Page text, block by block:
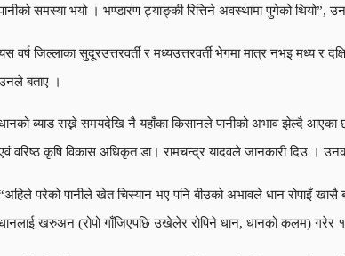
समस्या भयो । भण्डारण ट्याङ्की रित्तिने अवस्थामा पुगेको थियो”,
वर्ष जिल्लाका सुदूरउत्तरवर्ती र मध्यउत्तरवर्ती भेगमा मात्र नभइ मध्य
बताए ।
ब्याड राख्ने समयदेखि नै यहाँका किसानले पानीको अभाव झेल्दै आएका
वरिष्ठ कृषि विकास अधिकृत डा। रामचन्द्र यादवले जानकारी दिउ ।
परेको पानीले खेत चिस्यान भए पनि बीउको अभावले धान रोपाइँ
खरुअन (रोपो गाँजिएपछि उखेलेर रोपिने धान, धानको कलम) गरेर